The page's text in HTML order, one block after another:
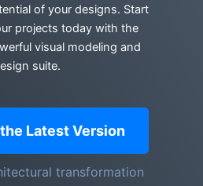
of your designs. Start
projects today with the
visual modeling and
suite.
Latest Version
transformation